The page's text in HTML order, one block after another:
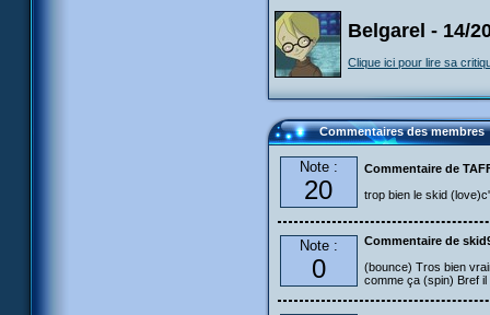
Belgarel - 14/
Clique ici pour lire sa
Commentaires des membres
Note :
20
Commentaire de
trop bien le skid
Note :
0
Commentaire de
(bounce) Tros bien
comme ça (spin) Bref